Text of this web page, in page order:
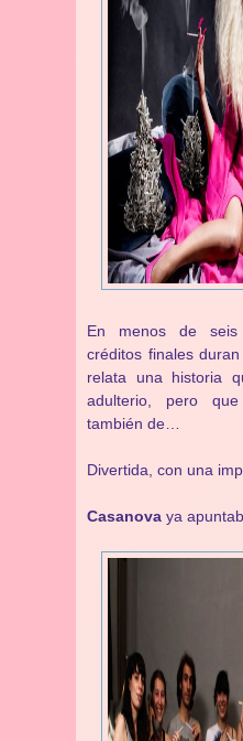
En menos de
créditos finales
relata una historia
adulterio, pero
también de…
Divertida, con una
Casanova ya